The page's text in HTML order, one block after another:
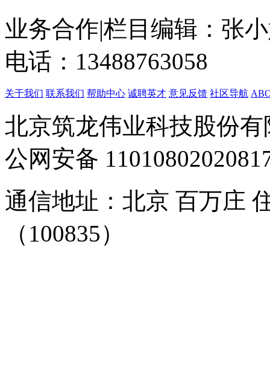
业务合作|栏目编辑：张
电话：13488763058
关于我们 联系我们 帮助中心 诚聘英才 意见反馈 社区导航
北京筑龙伟业科技股份有
公网安备
通信地址：北京 百万庄
（100835）